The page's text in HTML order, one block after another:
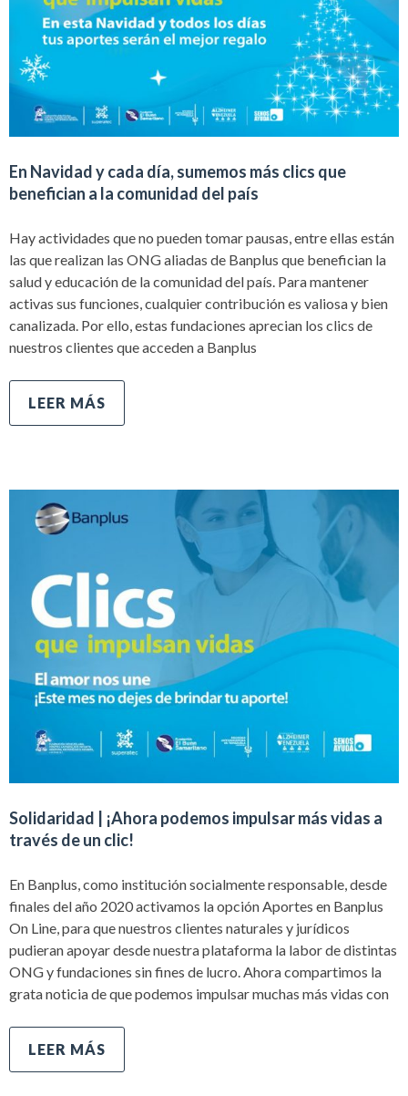
En Navidad y cada día, sumemos más clics que
benefician a la comunidad del país
Hay actividades que no pueden tomar pausas, entre ellas están
las que realizan las ONG aliadas de Banplus que benefician la
salud y educación de la comunidad del país. Para mantener
activas sus funciones, cualquier contribución es valiosa y bien
canalizada. Por ello, estas fundaciones aprecian los clics de
nuestros clientes que acceden a Banplus
LEER MÁS
Solidaridad | ¡Ahora podemos impulsar más vidas a
través de un clic!
En Banplus, como institución socialmente responsable, desde
finales del año 2020 activamos la opción Aportes en Banplus
On Line, para que nuestros clientes naturales y jurídicos
pudieran apoyar desde nuestra plataforma la labor de distintas
ONG y fundaciones sin fines de lucro. Ahora compartimos la
grata noticia de que podemos impulsar muchas más vidas con
LEER MÁS